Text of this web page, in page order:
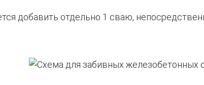
добавить отдельно 1 сваю,